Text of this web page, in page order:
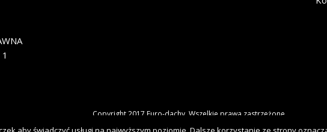
Copyright 2017 Euro-dachy. Wszelkie prawa zastrzeżone.